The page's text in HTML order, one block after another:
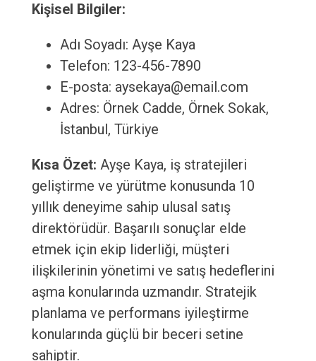
Kişisel Bilgiler:
Adı Soyadı: Ayşe Kaya
Telefon: 123-456-7890
E-posta: aysekaya@email.com
Adres: Örnek Cadde, Örnek Sokak,
İstanbul, Türkiye
Kısa Özet: Ayşe Kaya, iş stratejileri
geliştirme ve yürütme konusunda 10
yıllık deneyime sahip ulusal satış
direktörüdür. Başarılı sonuçlar elde
etmek için ekip liderliği, müşteri
ilişkilerinin yönetimi ve satış hedeflerini
aşma konularında uzmandır. Stratejik
planlama ve performans iyileştirme
konularında güçlü bir beceri setine
sahiptir.